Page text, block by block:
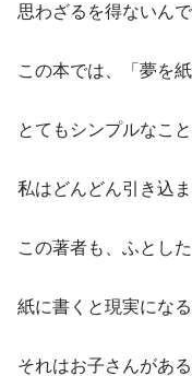
思わざるを得ないん
この本では、「夢を
とてもシンプルなこ
私はどんどん引き込
この著者も、ふとし
紙に書くと現実にな
それはお子さんがあ